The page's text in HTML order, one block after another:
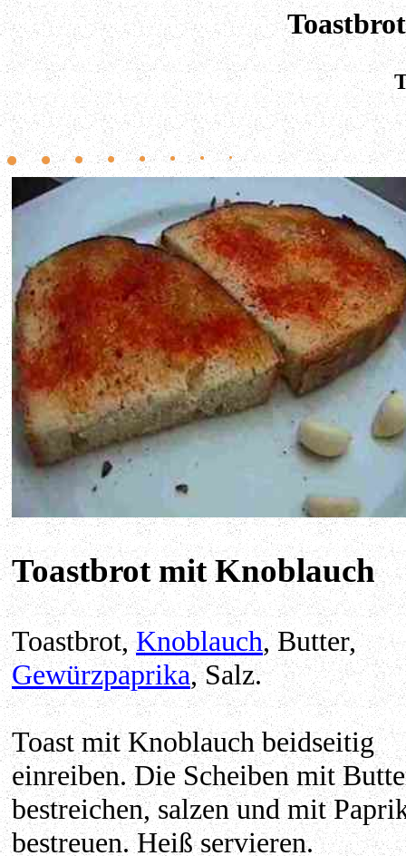
Toastbrot mit Knoblauch
Toastbrot, Knoblauch, Butter,
Gewürzpaprika, Salz.
Toast mit Knoblauch beidseitig
einreiben. Die Scheiben mit
bestreichen, salzen und mit
bestreuen. Heiß servieren.